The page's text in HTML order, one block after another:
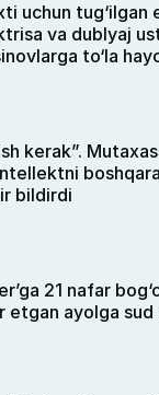
uchun tug‘ilgan
va dublyaj
to‘la
kerak”.
bildirdi
21 nafar
etgan ayolga sud